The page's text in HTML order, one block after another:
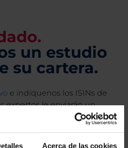
Acerca de las cookies
un estudio
su cartera.
e indíquenos los ISINs de
expertos le enviarán un
alternativas de Clases
ahorrar en sus costes.